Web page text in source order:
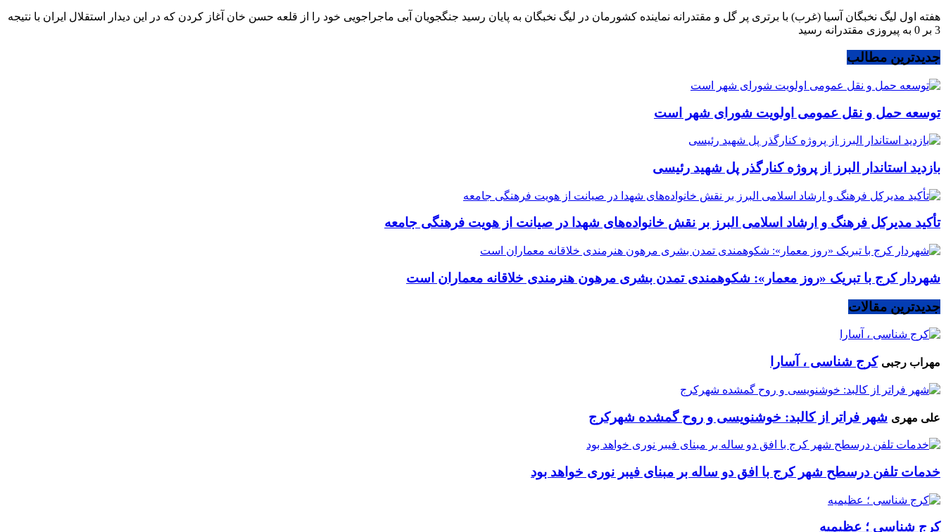
هفته اول لیگ نخبگان آسیا (غرب) با برتری پر گل و مقتدرانه نماینده کشورمان در لیگ نخبگان به پایان رسید جنگجویان آبی ماجراجویی خود را از قلعه حسن خان آغاز کردن که در این دیدار استقلال ایران با نتیجه
3 بر 0 به پیروزی مقتدرانه رسید
جدیدترین مطالب
توسعه حمل و نقل عمومی اولویت شورای شهر است
بازدید استاندار البرز از پروژه کنارگذر پل شهید رئیسی
تأکید مدیرکل فرهنگ و ارشاد اسلامی البرز بر نقش خانواده‌های شهدا در صیانت از هویت فرهنگی جامعه
شهردار کرج با تبریک «روز معمار»: شکوهمندی تمدن بشری مرهون هنرمندی خلاقانه معماران است
جدیدترین مقالات
مهراب رجبی کرج شناسی ، آسارا
علی مهری شهر فراتر از کالبد: خوشنویسی و روح گمشده شهرکرج
خدمات تلفن درسطح شهر کرج با افق دو ساله بر مبنای فیبر نوری خواهد بود
کرج شناسی ؛ عظیمیه